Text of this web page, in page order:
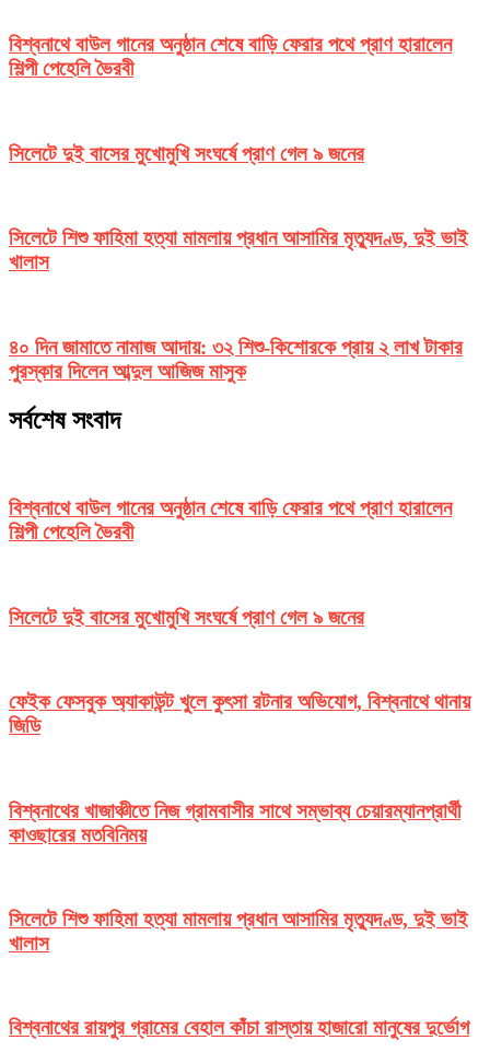
বিশ্বনাথে বাউল গানের অনুষ্ঠান শেষে বাড়ি ফেরার পথে প্রাণ হারালেন
শিল্পী পেহেলি ভৈরবী
সিলেটে দুই বাসের মুখোমুখি সংঘর্ষে প্রাণ গেল ৯ জনের
সিলেটে শিশু ফাহিমা হত্যা মামলায় প্রধান আসামির মৃত্যুদণ্ড, দুই ভাই
খালাস
৪০ দিন জামাতে নামাজ আদায়: ৩২ শিশু-কিশোরকে প্রায় ২ লাখ টাকার
পুরস্কার দিলেন আব্দুল আজিজ মাসুক
সর্বশেষ সংবাদ
বিশ্বনাথে বাউল গানের অনুষ্ঠান শেষে বাড়ি ফেরার পথে প্রাণ হারালেন
শিল্পী পেহেলি ভৈরবী
সিলেটে দুই বাসের মুখোমুখি সংঘর্ষে প্রাণ গেল ৯ জনের
ফেইক ফেসবুক অ্যাকাউন্ট খুলে কুৎসা রটনার অভিযোগ, বিশ্বনাথে থানায়
জিডি
বিশ্বনাথের খাজাঞ্চীতে নিজ গ্রামবাসীর সাথে সম্ভাব্য চেয়ারম্যানপ্রার্থী
কাওছারের মতবিনিময়
সিলেটে শিশু ফাহিমা হত্যা মামলায় প্রধান আসামির মৃত্যুদণ্ড, দুই ভাই
খালাস
বিশ্বনাথের রায়পুর গ্রামের বেহাল কাঁচা রাস্তায় হাজারো মানুষের দুর্ভোগ